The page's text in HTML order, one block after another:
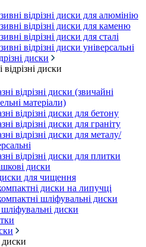
відрізні диски для алюмінію
відрізні диски для каменю
відрізні диски для сталі
відрізні диски універсальні
диски
відрізні диски
відрізні диски (звичайні
матеріали)
відрізні диски для бетону
відрізні диски для граніту
відрізні диски для металу/
відрізні диски для плитки
диски
для чищення
диски на липучці
шліфувальні диски
диски
диски